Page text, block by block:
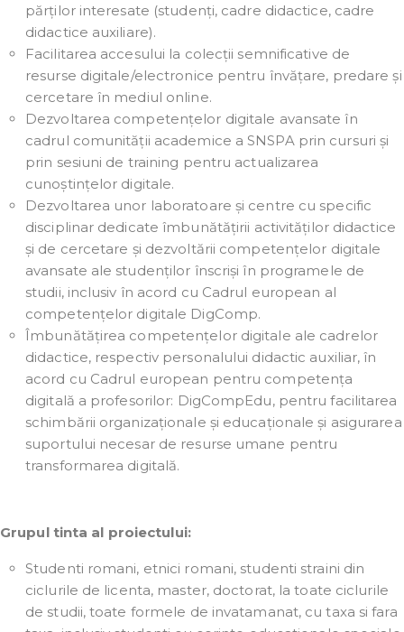
părților interesate (studenți, cadre didactice, cadre
didactice auxiliare).
Facilitarea accesului la colecții semnificative de
resurse digitale/electronice pentru învățare, predare și
cercetare în mediul online.
Dezvoltarea competențelor digitale avansate în
cadrul comunității academice a SNSPA prin cursuri și
prin sesiuni de training pentru actualizarea
cunoștințelor digitale.
Dezvoltarea unor laboratoare și centre cu specific
disciplinar dedicate îmbunătățirii activităților didactice
și de cercetare și dezvoltării competențelor digitale
avansate ale studenților înscriși în programele de
studii, inclusiv în acord cu Cadrul european al
competențelor digitale DigComp.
Îmbunătățirea competențelor digitale ale cadrelor
didactice, respectiv personalului didactic auxiliar, în
acord cu Cadrul european pentru competența
digitală a profesorilor: DigCompEdu, pentru facilitarea
schimbării organizaționale și educaționale și asigurarea
suportului necesar de resurse umane pentru
transformarea digitală.
Grupul tinta al proiectului:
Studenti romani, etnici romani, studenti straini din
ciclurile de licenta, master, doctorat, la toate ciclurile
de studii, toate formele de invatamanat, cu taxa si fara